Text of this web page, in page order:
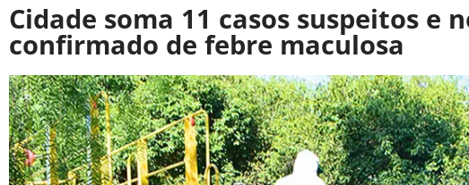
Cidade soma 11 casos suspeitos e
confirmado de febre maculosa